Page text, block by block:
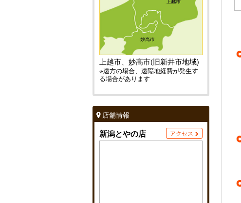
上越市、妙高市(旧新井市地域)
※遠方の場合、遠隔地経費が発生す
る場合があります
店舗情報
新潟とやの店 アクセス